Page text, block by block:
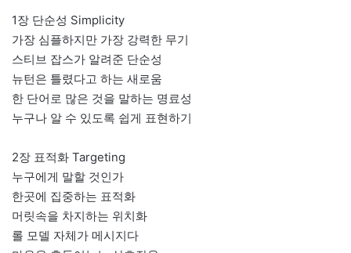
1장 단순성 Simplicity
가장 심플하지만 가장 강력한 무기
스티브 잡스가 알려준 단순성
뉴턴은 틀렸다고 하는 새로움
한 단어로 많은 것을 말하는 명료성
누구나 알 수 있도록 쉽게 표현하기
2장 표적화 Targeting
누구에게 말할 것인가
한곳에 집중하는 표적화
머릿속을 차지하는 위치화
롤 모델 자체가 메시지다